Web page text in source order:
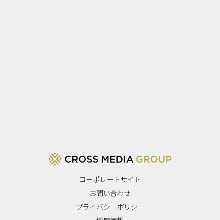
コーポレートサイト
お問い合わせ
プライバシーポリシー